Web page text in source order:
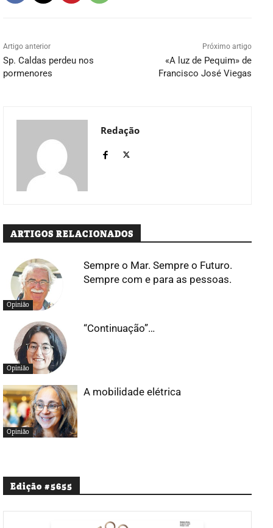
Artigo anterior
Sp. Caldas perdeu nos
pormenores
Próximo artigo
«A luz de Pequim» de
Francisco José Viegas
Redação
ARTIGOS RELACIONADOS
Opinião
Sempre o Mar. Sempre o Futuro.
Sempre com e para as pessoas.
Opinião
“Continuação”…
Opinião
A mobilidade elétrica
Edição #5655